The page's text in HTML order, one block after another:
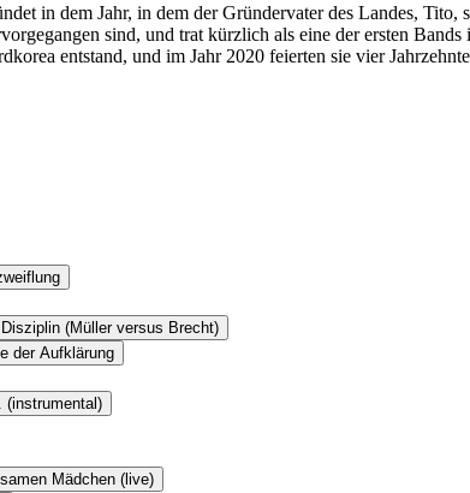
in dem Jahr, in dem der Gründervater des Landes, Tito,
sind, und trat kürzlich als eine der ersten
entstand, und im Jahr 2020 feierten sie vier
(Müller versus Brecht)
der Aufklärung
(instrumental)
Mädchen (live)